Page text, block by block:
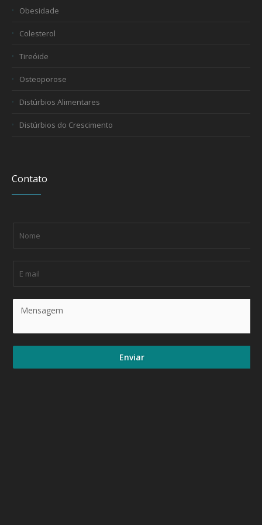
Obesidade
Colesterol
Tireóide
Osteoporose
Distúrbios Alimentares
Distúrbios do Crescimento
Contato
Enviar